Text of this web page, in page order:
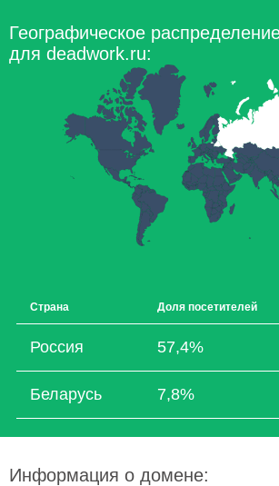
Географическое
для deadwork.ru:
Страна Доля посетителей
Россия 57,4%
Беларусь 7,8%
Информация о домене: